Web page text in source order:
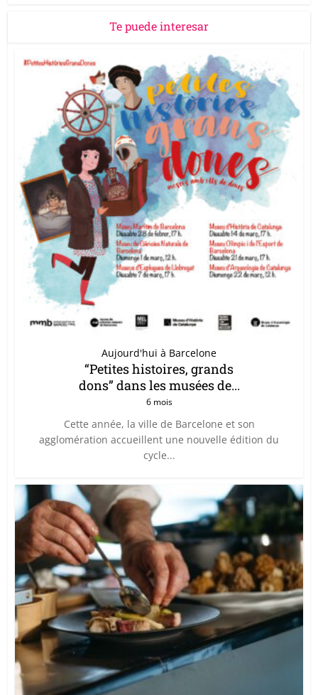
Te puede interesar
Aujourd'hui à Barcelone
“Petites histoires, grands
dons” dans les musées de...
6 mois
Cette année, la ville de Barcelone et son
agglomération accueillent une nouvelle édition du
cycle...